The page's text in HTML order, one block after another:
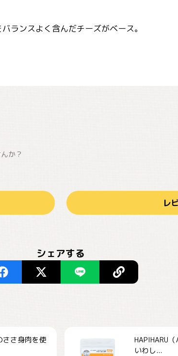
ランスよく含んだチーズがベース。
か？
レ
シェアする
ささ身肉を使
HAPIHARU
いわし...